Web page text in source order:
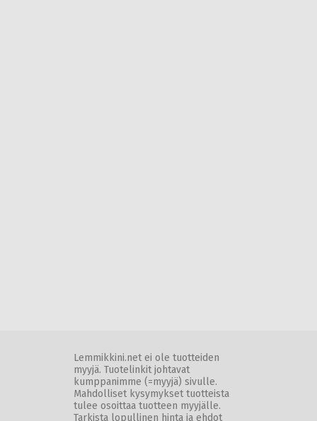
Lemmikkini.net ei ole tuotteiden
myyjä. Tuotelinkit johtavat
kumppanimme (=myyjä) sivulle.
Mahdolliset kysymykset tuotteista
tulee osoittaa tuotteen myyjälle.
Tarkista lopullinen hinta ja ehdot